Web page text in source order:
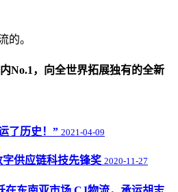
的。
No.1，向全世界拓展独有的全新
了历史！” 2021-04-09
供应链科技先锋奖 2020-11-27